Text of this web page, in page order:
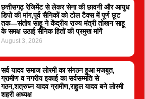
छत्तीसगढ़ रेजिमेंट से लेकर सेना की छावनी और आयुध
डिपो की मांग,पूर्व सैनिकों को टोल टैक्स में पूर्ण छूट
तक—संतोष साहू ने केंद्रीय राज्य मंत्री तोखन साहू
के समक्ष उठाई सैनिक हितों की प्रमुख मांगें
August 3, 2026
सर्व यादव समाज लोरमी का संगठन हुआ मजबूत,
ग्रामीण व नगरीय इकाई का सर्वसम्मति से
गठन,शत्रुघ्न यादव ग्रामीण,राहुल यादव बने लोरमी
शहरी अध्यक्ष